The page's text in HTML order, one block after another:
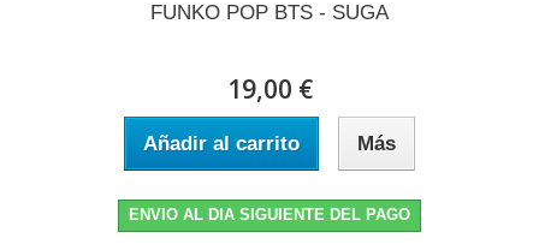
FUNKO POP BTS - SUGA
19,00 €
Añadir al carrito Más
ENVIO AL DIA SIGUIENTE DEL PAGO